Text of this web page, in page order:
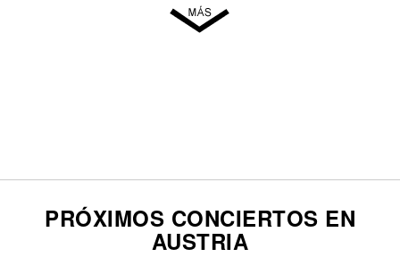
PRÓXIMOS CONCIERTOS EN
AUSTRIA